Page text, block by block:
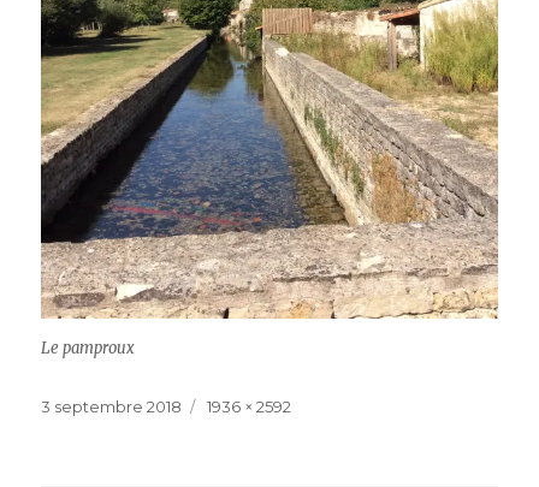
Le pamproux
Publié
3 septembre 2018
Taille
1936 × 2592